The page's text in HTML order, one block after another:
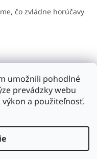
umožnili pohodlné
prevádzky webu
a použiteľnosť.
čo zvládne horúčavy